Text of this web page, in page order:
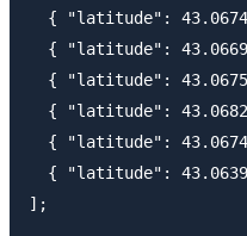
{ "latitude":
{ "latitude":
{ "latitude":
{ "latitude":
{ "latitude":
{ "latitude":
];